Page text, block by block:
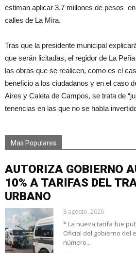
estiman aplicar 3.7 millones de pesos
calles de La Mira.
Tras que la presidente municipal
que serán licitadas, el regidor de La
las obras que se realicen, como es el
beneficio a los ciudadanos y en el caso
Aires y Caleta de Campos, se trata de
tenencias en las que no se había
Mas Populares
AUTORIZA GOBIERNO
10% A TARIFAS DEL
URBANO
8 agosto, 2026
* La nueva tarifa fue
Oficial del gobierno del
número...